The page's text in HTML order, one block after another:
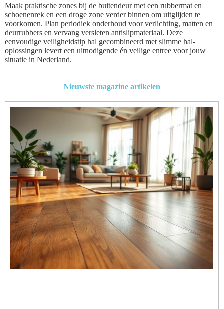
Maak praktische zones bij de buitendeur met een rubbermat en
schoenenrek en een droge zone verder binnen om uitglijden te
voorkomen. Plan periodiek onderhoud voor verlichting, matten en
deurrubbers en vervang versleten antislipmateriaal. Deze
eenvoudige veiligheidstip hal gecombineerd met slimme hal-
oplossingen levert een uitnodigende én veilige entree voor jouw
situatie in Nederland.
Nieuwste magazine artikelen